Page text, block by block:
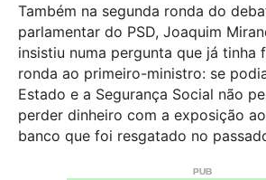
Também na segunda ronda do
parlamentar do PSD, Joaquim
insistiu numa pergunta que já tinha
ronda ao primeiro-ministro: se
Estado e a Segurança Social não
perder dinheiro com a exposição
banco que foi resgatado no